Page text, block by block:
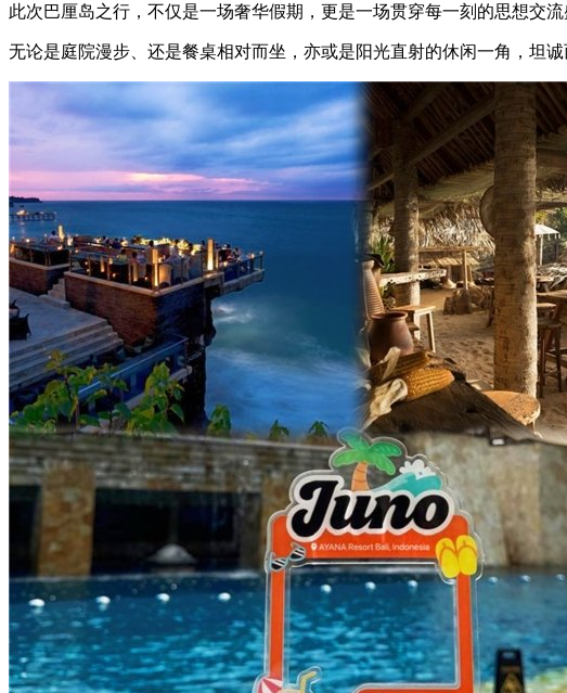
此次巴厘岛之行，不仅是一场奢华假期，更是一场贯穿每一刻的思想交流
无论是庭院漫步、还是餐桌相对而坐，亦或是阳光直射的休闲一角，坦